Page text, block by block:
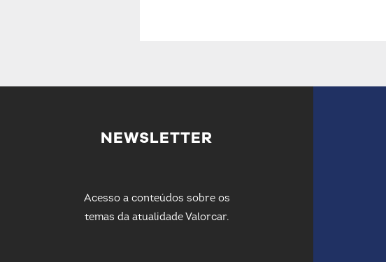
NEWSLETTER
Acesso a conteúdos sobre os
temas da atualidade Valorcar.